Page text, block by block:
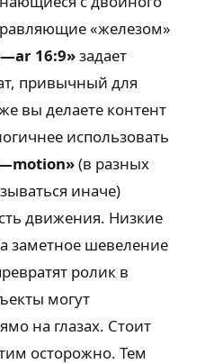
«железом»
16:9»задает
привычный для
вы делаете контент
использовать
(в разных
иначе)
движения. Низкие
заметное шевеление
ролик в
могут
на глазах. Стоит
осторожно. Тем